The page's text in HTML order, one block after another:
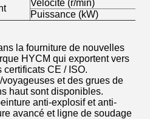
Velocité (r/min)
Puissance (kW)
la fourniture de nouvelles
HYCM qui exportent vers
CE / ISO.
et des grues de
haut sont disponibles.
anti-explosif et anti-
avancé et ligne de soudage